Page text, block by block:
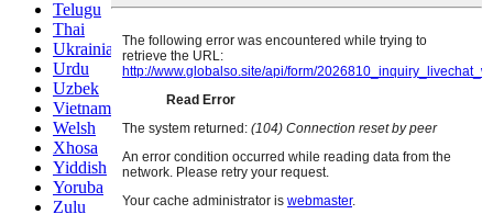
Telugu
Thai
Ukrainian
Urdu
Uzbek
Vietnamese
Welsh
Xhosa
Yiddish
Yoruba
Zulu